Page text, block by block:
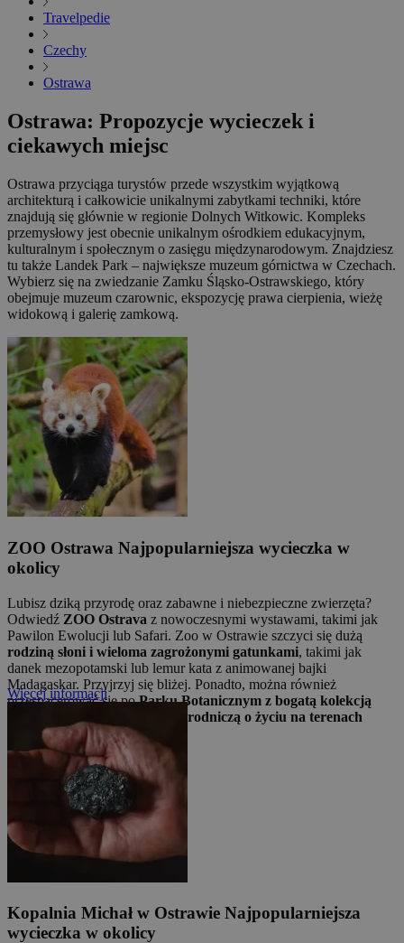
Travelpedie
Czechy
Ostrawa
Ostrawa: Propozycje wycieczek i
ciekawych miejsc
Ostrawa przyciąga turystów przede wszystkim wyjątkową
architekturą i całkowicie unikalnymi zabytkami techniki, które
znajdują się głównie w regionie Dolnych Witkowic. Kompleks
przemysłowy jest obecnie unikalnym ośrodkiem edukacyjnym,
kulturalnym i społecznym o zasięgu międzynarodowym. Znajdziesz
tu także Landek Park – największe muzeum górnictwa w Czechach.
Wybierz się na zwiedzanie Zamku Śląsko-Ostrawskiego, który
obejmuje muzeum czarownic, ekspozycję prawa cierpienia, wieżę
widokową i galerię zamkową.
ZOO Ostrawa Najpopularniejsza wycieczka w
okolicy
Lubisz dziką przyrodę oraz zabawne i niebezpieczne zwierzęta?
Odwiedź ZOO Ostrava z nowoczesnymi wystawami, takimi jak
Pawilon Ewolucji lub Safari. Zoo w Ostrawie szczyci się dużą
rodziną słoni i wieloma zagrożonymi gatunkami, takimi jak
danek mezopotamski lub lemur kata z animowanej bajki
Madagaskar. Przyjrzyj się bliżej. Ponadto, można również
przespacerować się poParku Botanicznym z bogatą kolekcją
rododendronów, ścieżką przyrodniczą o życiu na terenach
podmokłych lub szklarnią
Więcej informacji
Kopalnia Michał w Ostrawie Najpopularniejsza
wycieczka w okolicy